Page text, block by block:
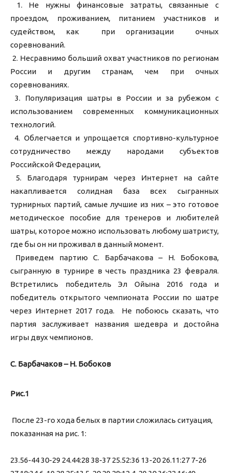
1. Не нужны финансовые затраты, связанные с
проездом, проживанием, питанием участников и
судейством, как при организации очных
соревнований.
2. Несравнимо больший охват участников по регионам
России и другим странам, чем при очных
соревнованиях.
3. Популяризация шатры в России и за рубежом с
использованием современных коммуникационных
технологий.
4. Облегчается и упрощается спортивно-культурное
сотрудничество между народами субъектов
Российской Федерации,
5. Благодаря турнирам через Интернет на сайте
накапливается солидная база всех сыгранных
турнирных партий, самые лучшие из них – это готовое
методическое пособие для тренеров и любителей
шатры, которое можно использовать любому шатристу,
где бы он ни проживал в данный момент.
Приведем партию С. Барбачакова – Н. Бобокова,
сыгранную в турнире в честь праздника 23 февраля.
Встретились победитель Эл Ойына 2016 года и
победитель открытого чемпионата России по шатре
через Интернет 2017 года. Не побоюсь сказать, что
партия заслуживает названия шедевра и достойна
игры двух чемпионов.
С. Барбачаков – Н. Бобоков
Рис.1
После 23-го хода белых в партии сложилась ситуация,
показанная на рис. 1:
23.56-44 30-29 24.44:28 38-37 25.52:36 13-20 26.11:27 7-26